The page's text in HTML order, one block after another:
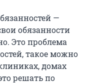
—
обязанности
Это проблема
такое можно
домах
решать по